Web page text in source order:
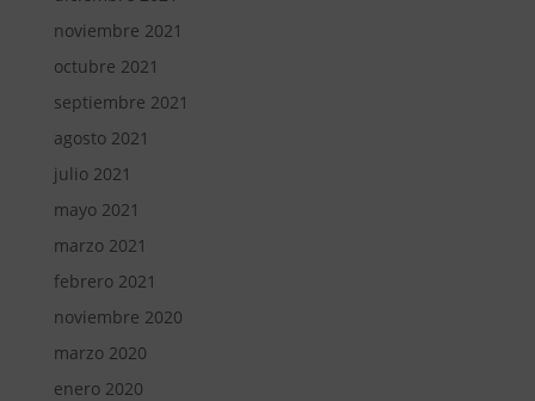
noviembre 2021
octubre 2021
septiembre 2021
agosto 2021
julio 2021
mayo 2021
marzo 2021
febrero 2021
noviembre 2020
marzo 2020
enero 2020